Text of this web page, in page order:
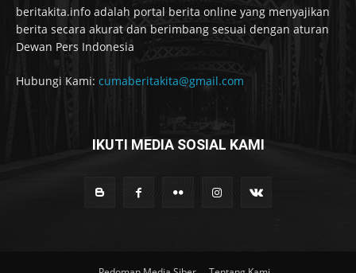
beritakita.info adalah portal berita online yang menyajikan
berita secara akurat dan berimbang sesuai dengan aturan
Dewan Pers Indonesia
Hubungi Kami: cumaberitakita@gmail.com
IKUTI MEDIA SOSIAL KAMI